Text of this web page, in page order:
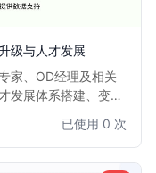
级与人才发展
家、OD经理及相关
发展体系搭建、变革
而出，获得理想的组
已使用 0 次